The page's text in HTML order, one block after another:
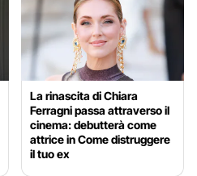
La rinascita di Chiara
Ferragni passa attraverso il
cinema: debutterà come
attrice in Come distruggere
il tuo ex